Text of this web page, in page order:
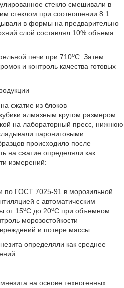
стекло смешивали в
стеклом при соотношении 8:1
в формы на предварительно
слой составлял 10% объема
печи при 710оС. Затем
и контроль качества готовых
сжатие из блоков
алмазным кругом размером
на лабораторный пресс, нижнюю
паронитовыми
происходило после
на сжатие определяли как
измерений:
по ГОСТ 7025-91 в морозильной
с автоматическим
от 15оС до 20оС при объемном
морозостойкости
и потере массы.
определяли как среднее
на основе техногенных